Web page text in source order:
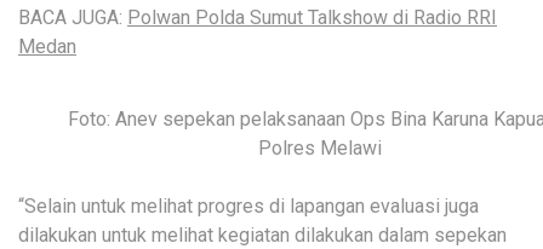
BACA JUGA: Polwan Polda Sumut Talkshow di Radio RRI
Medan
Foto: Anev sepekan pelaksanaan Ops Bina Karuna
Polres Melawi
“Selain untuk melihat progres di lapangan evaluasi juga
dilakukan untuk melihat kegiatan dilakukan dalam sepekan